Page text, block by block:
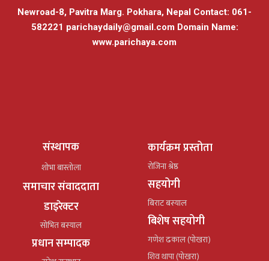
Newroad-8, Pavitra Marg. Pokhara, Nepal Contact: 061-
582221 parichaydaily@gmail.comDomain Name:
www.parichaya.com
संस्थापक
शोभा बास्तोला
समाचार संवाददाता
डाइरेक्टर
सोभित बस्याल
प्रधान सम्पादक
कार्यक्रम प्रस्तोता
रोजिना श्रेष्ठ
सहयोगी
बिराट बस्याल
बिशेष सहयोगी
गणेश ढकाल (पोखरा)
शिव थापा (पोखरा)